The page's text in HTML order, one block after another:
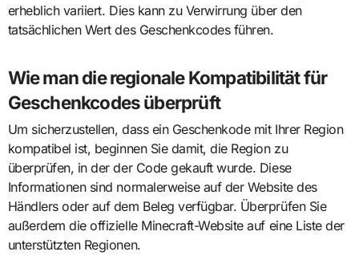
erheblich variiert. Dies kann zu Verwirrung über den
tatsächlichen Wert des Geschenkcodes führen.
Wie man die regionale Kompatibilität für
Geschenkcodes überprüft
Um sicherzustellen, dass ein Geschenkode mit Ihrer Region
kompatibel ist, beginnen Sie damit, die Region zu
überprüfen, in der der Code gekauft wurde. Diese
Informationen sind normalerweise auf der Website des
Händlers oder auf dem Beleg verfügbar. Überprüfen Sie
außerdem die offizielle Minecraft-Website auf eine Liste der
unterstützten Regionen.